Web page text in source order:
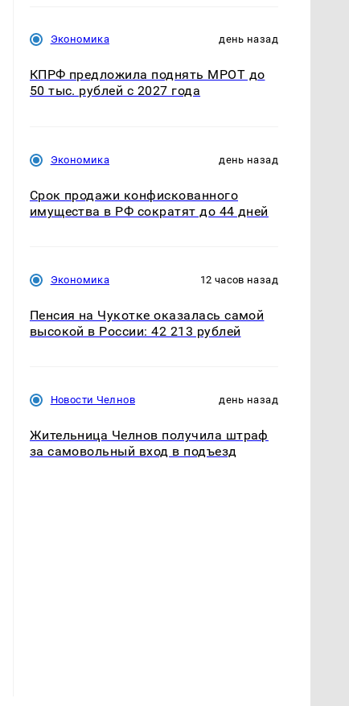
полицейскую
подожгли.
Где будет встреча
России: Европа?
Экономика день назад
КПРФ предложила поднять МРОТ до
50 тыс. рублей с 2027 года
Экономика день назад
Срок продажи конфискованного
имущества в РФ сократят до 44 дней
Экономика 12 часов назад
Пенсия на Чукотке оказалась самой
высокой в России: 42 213 рублей
Новости Челнов день назад
Жительница Челнов получила штраф
за самовольный вход в подъезд